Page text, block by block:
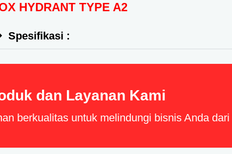
HYDRANT TYPE A2
Spesifikasi :
dan Layanan Kami
berkualitas untuk melindungi bisnis Anda